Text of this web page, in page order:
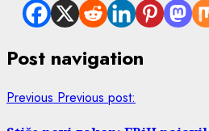
Post navigation
Previous Previous post: